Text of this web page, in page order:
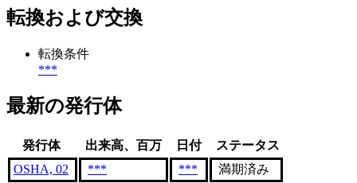
転換および交換
転換条件
***
最新の発行体
発行体 出来高、百万 日付
ステータス
OSHA, 02
*** ***
満期済み